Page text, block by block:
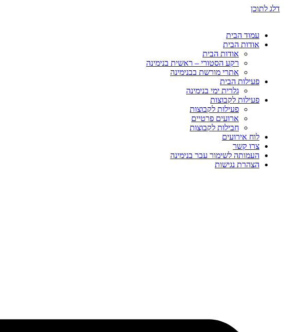
דלג לתוכן
עמוד הבית
אודות הבית
אודות הבית
רקע הסטורי – ראשית בנימינה
אתרי מורשת בבנימינה
פעילות הבית
גלרית ימי בנימינה
פעילות לקבוצות
פעילות לקבוצות
ארועים פרטיים
חבילות לקבוצות
לוח אירועים
צרו קשר
העמותה לשימור עבר בנימינה
הצהרת נגישות